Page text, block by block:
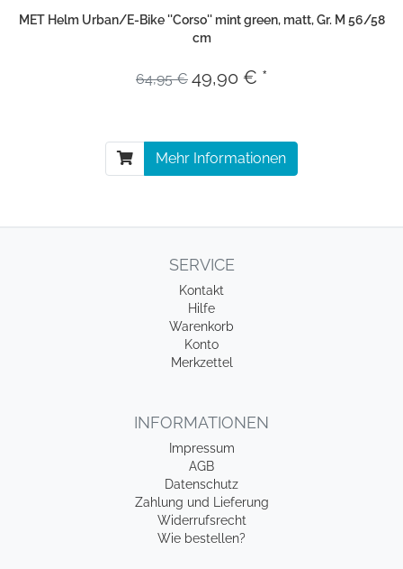
MET Helm Urban/E-Bike ''Corso'' mint green, matt, Gr. M 56/58
cm
64,95 € 49,90 € *
Mehr Informationen
SERVICE
Kontakt
Hilfe
Warenkorb
Konto
Merkzettel
INFORMATIONEN
Impressum
AGB
Datenschutz
Zahlung und Lieferung
Widerrufsrecht
Wie bestellen?